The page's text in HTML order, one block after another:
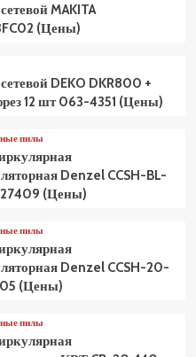
MAKITA
(Цены)
DEKO DKR800 +
12 шт 063-4351 (Цены)
пилы
Denzel CCSH-BL-
(Цены)
пилы
Denzel CCSH-20-
(Цены)
пилы